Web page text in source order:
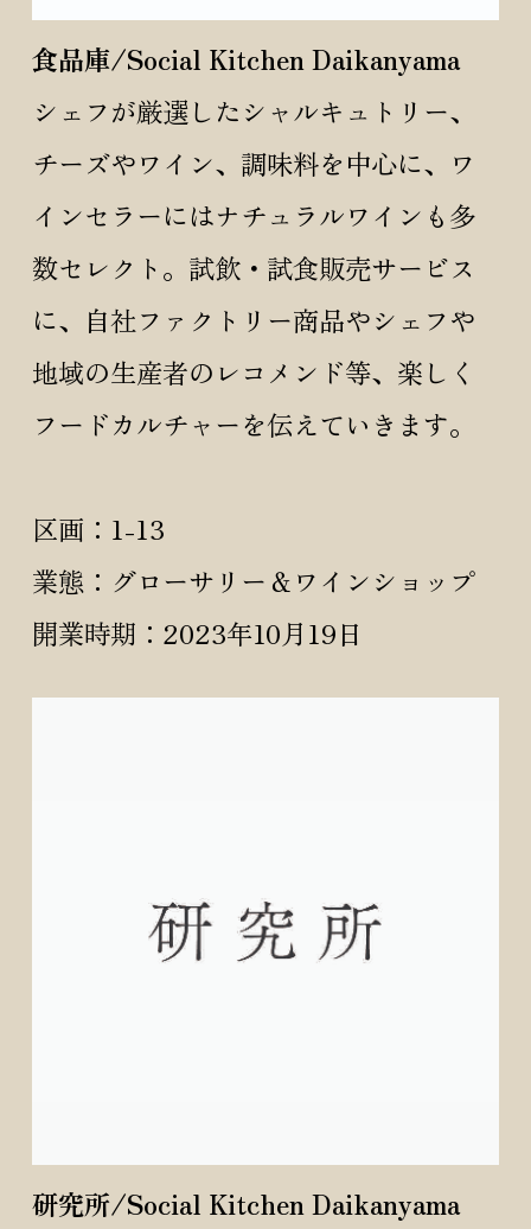
食品庫/Social Kitchen Daikanyama
シェフが厳選したシャルキュトリー、
チーズやワイン、調味料を中心に、ワ
インセラーにはナチュラルワインも多
数セレクト。試飲・試食販売サービス
に、自社ファクトリー商品やシェフや
地域の生産者のレコメンド等、楽しく
フードカルチャーを伝えていきます。
区画：1-13
業態：グローサリー＆ワインショップ
開業時期：2023年10月19日
研究所/Social Kitchen Daikanyama